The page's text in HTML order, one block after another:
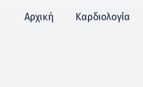
Αρχική Καρδιολογία